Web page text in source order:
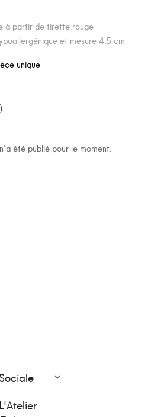
à partir de tirette rouge
et mesure 4,5 cm.
unique
été publié pour le moment.

L'Atelier